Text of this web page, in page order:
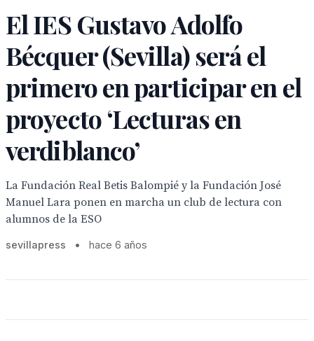
El IES Gustavo Adolfo
Bécquer (Sevilla) será el
primero en participar en el
proyecto ‘Lecturas en
verdiblanco’
La Fundación Real Betis Balompié y la Fundación José
Manuel Lara ponen en marcha un club de lectura con
alumnos de la ESO
sevillapress • hace 6 años